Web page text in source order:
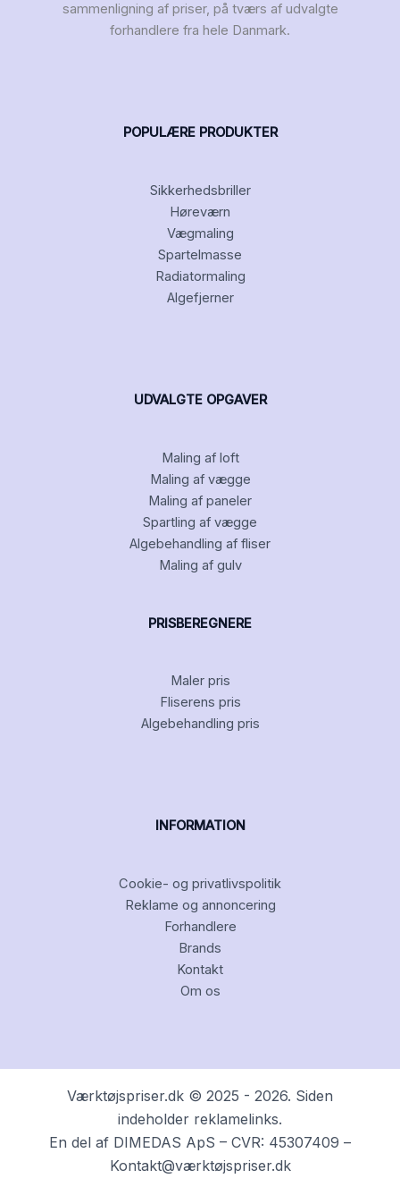
sammenligning af priser, på tværs af udvalgte
forhandlere fra hele Danmark.
POPULÆRE PRODUKTER
Sikkerhedsbriller
Høreværn
Vægmaling
Spartelmasse
Radiatormaling
Algefjerner
UDVALGTE OPGAVER
Maling af loft
Maling af vægge
Maling af paneler
Spartling af vægge
Algebehandling af fliser
Maling af gulv
PRISBEREGNERE
Maler pris
Fliserens pris
Algebehandling pris
INFORMATION
Cookie- og privatlivspolitik
Reklame og annoncering
Forhandlere
Brands
Kontakt
Om os
Værktøjspriser.dk © 2025 - 2026. Siden
indeholder reklamelinks.
En del af DIMEDAS ApS – CVR: 45307409 –
Kontakt@værktøjspriser.dk